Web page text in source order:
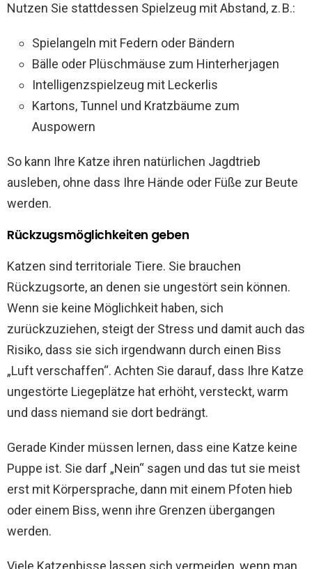
Nutzen Sie stattdessen Spielzeug mit Abstand, z. B.:
Spielangeln mit Federn oder Bändern
Bälle oder Plüschmäuse zum Hinterherjagen
Intelligenzspielzeug mit Leckerlis
Kartons, Tunnel und Kratzbäume zum
Auspowern
So kann Ihre Katze ihren natürlichen Jagdtrieb
ausleben, ohne dass Ihre Hände oder Füße zur Beute
werden.
Rückzugsmöglichkeiten geben
Katzen sind territoriale Tiere. Sie brauchen
Rückzugsorte, an denen sie ungestört sein können.
Wenn sie keine Möglichkeit haben, sich
zurückzuziehen, steigt der Stress und damit auch das
Risiko, dass sie sich irgendwann durch einen Biss
„Luft verschaffen“. Achten Sie darauf, dass Ihre Katze
ungestörte Liegeplätze hat erhöht, versteckt, warm
und dass niemand sie dort bedrängt.
Gerade Kinder müssen lernen, dass eine Katze keine
Puppe ist. Sie darf „Nein“ sagen und das tut sie meist
erst mit Körpersprache, dann mit einem Pfoten hieb
oder einem Biss, wenn ihre Grenzen übergangen
werden.
Viele Katzenbisse lassen sich vermeiden, wenn man